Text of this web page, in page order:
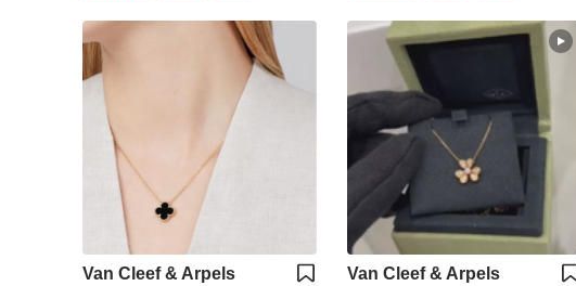
Van Cleef & Arpels Van Cleef & Arpels